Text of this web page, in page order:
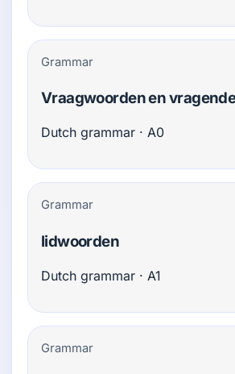
Grammar
Vraagwoorden en
Dutch grammar · A0
Grammar
lidwoorden
Dutch grammar · A1
Grammar